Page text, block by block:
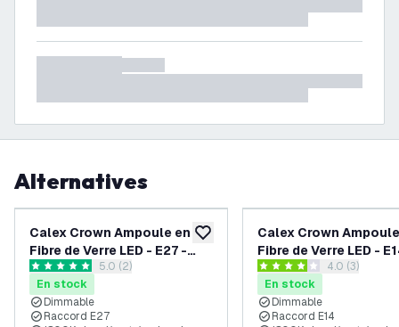
Alternatives
ajouter à la liste de souhaits
Calex Crown Ampoule en
Fibre de Verre LED - E27 -
2.3W - Gold - Dimmable
ouvrir le tiroir des avis
5 étoiles de notation
5.0 (2)
En stock
Dimmable
Raccord E27
Calex Crown
Fibre de Verre LED -
2.3W - Gold -
ouvrir le
4 étoiles de notation
4.0 (3)
En stock
Dimmable
Raccord E14